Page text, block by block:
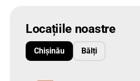
Locațiile noastre
Chișinău Bălți